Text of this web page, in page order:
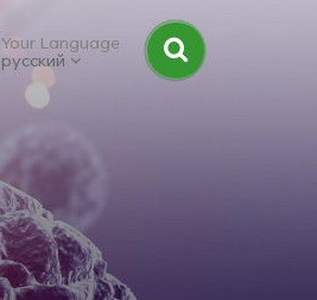
Your Language
русский